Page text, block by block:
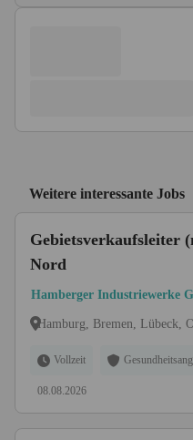
Weitere interessante Jobs
Gebietsverkaufsleiter
Nord
Hamberger Industriewerke
Hamburg, Bremen, Lübeck,
Vollzeit
08.08.2026